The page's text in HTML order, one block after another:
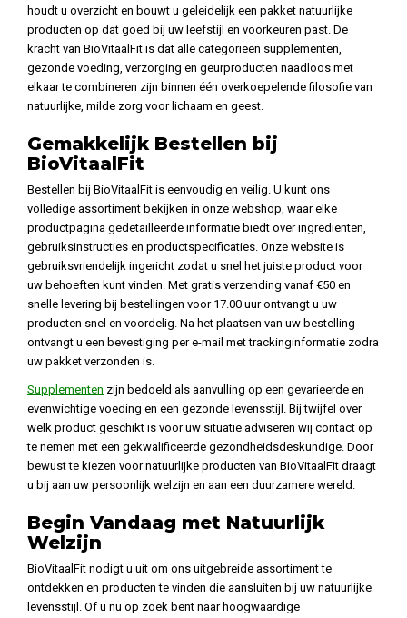
houdt u overzicht en bouwt u geleidelijk een pakket natuurlijke
producten op dat goed bij uw leefstijl en voorkeuren past. De
kracht van BioVitaalFit is dat alle categorieën supplementen,
gezonde voeding, verzorging en geurproducten naadloos met
elkaar te combineren zijn binnen één overkoepelende filosofie van
natuurlijke, milde zorg voor lichaam en geest.
Gemakkelijk Bestellen bij
BioVitaalFit
Bestellen bij BioVitaalFit is eenvoudig en veilig. U kunt ons
volledige assortiment bekijken in onze webshop, waar elke
productpagina gedetailleerde informatie biedt over ingrediënten,
gebruiksinstructies en productspecificaties. Onze website is
gebruiksvriendelijk ingericht zodat u snel het juiste product voor
uw behoeften kunt vinden. Met gratis verzending vanaf €50 en
snelle levering bij bestellingen voor 17.00 uur ontvangt u uw
producten snel en voordelig. Na het plaatsen van uw bestelling
ontvangt u een bevestiging per e-mail met trackinginformatie zodra
uw pakket verzonden is.
Supplementen zijn bedoeld als aanvulling op een gevarieerde en
evenwichtige voeding en een gezonde levensstijl. Bij twijfel over
welk product geschikt is voor uw situatie adviseren wij contact op
te nemen met een gekwalificeerde gezondheidsdeskundige. Door
bewust te kiezen voor natuurlijke producten van BioVitaalFit draagt
u bij aan uw persoonlijk welzijn en aan een duurzamere wereld.
Begin Vandaag met Natuurlijk
Welzijn
BioVitaalFit nodigt u uit om ons uitgebreide assortiment te
ontdekken en producten te vinden die aansluiten bij uw natuurlijke
levensstijl. Of u nu op zoek bent naar hoogwaardige